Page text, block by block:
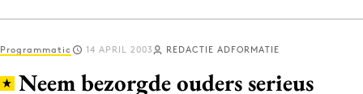
Log in
Programmatic 14 APRIL 2003 REDACTIE ADFORMATIE
Neem bezorgde ouders serieus